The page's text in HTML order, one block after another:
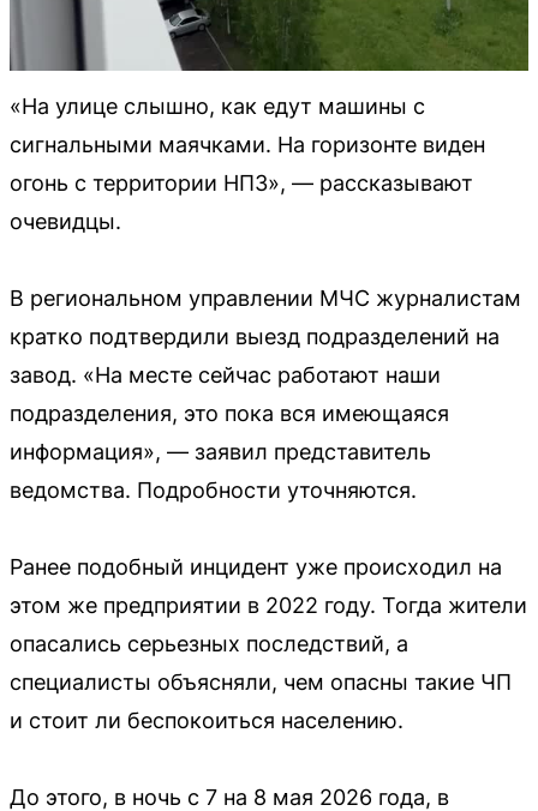
«На улице слышно, как едут машины с
сигнальными маячками. На горизонте виден
огонь с территории НПЗ», — рассказывают
очевидцы.
В региональном управлении МЧС журналистам
кратко подтвердили выезд подразделений на
завод. «На месте сейчас работают наши
подразделения, это пока вся имеющаяся
информация», — заявил представитель
ведомства. Подробности уточняются.
Ранее подобный инцидент уже происходил на
этом же предприятии в 2022 году. Тогда жители
опасались серьезных последствий, а
специалисты объясняли, чем опасны такие ЧП
и стоит ли беспокоиться населению.
До этого, в ночь с 7 на 8 мая 2026 года, в